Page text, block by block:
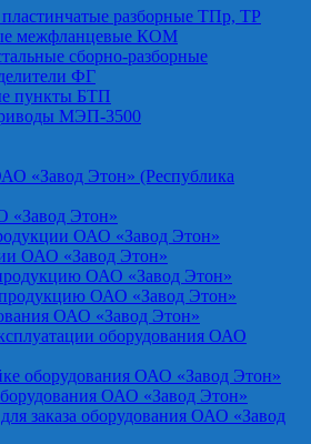
разборные ТПр, ТР
межфланцевые КОМ
сборно-разборные
ФГ
пункты БТП
МЭП-3500
«Завод Этон» (Республика
«Завод Этон»
ОАО «Завод Этон»
ОАО «Завод Этон»
ОАО «Завод Этон»
ОАО «Завод Этон»
ОАО «Завод Этон»
оборудования ОАО
оборудования ОАО «Завод Этон»
ОАО «Завод Этон»
заказа оборудования ОАО «Завод